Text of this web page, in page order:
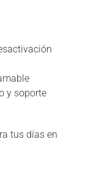
y soporte
tus días en